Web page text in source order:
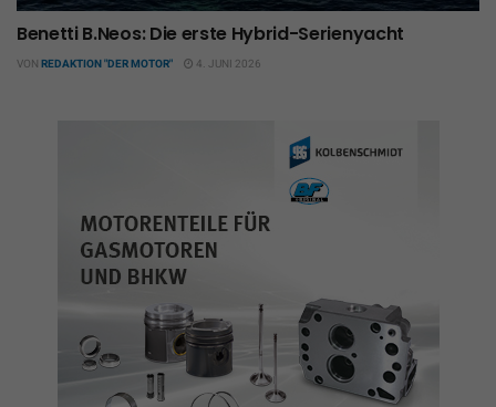
Benetti B.Neos: Die erste Hybrid-Serienyacht
VON REDAKTION "DER MOTOR" 4. JUNI 2026